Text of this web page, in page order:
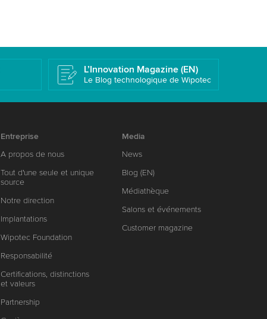
L’Innovation Magazine (EN)
Le Blog technologique de Wipotec
Entreprise
A propos de nous
Tout d'une seule et unique
source
Notre direction
Implantations
Wipotec Foundation
Responsabilité
Certifications, distinctions
et valeurs
Partnership
Media
News
Blog (EN)
Médiathèque
Salons et événements
Customer magazine